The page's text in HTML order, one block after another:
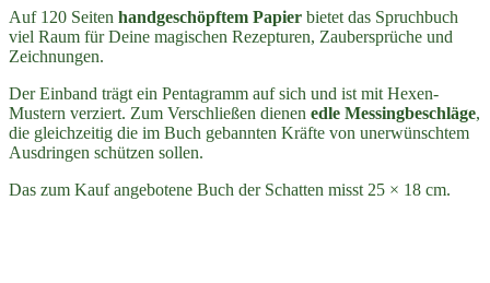
Auf 120 Seiten handgeschöpftem Papier bietet das Spruchbuch
viel Raum für Deine magischen Rezepturen, Zaubersprüche und
Zeichnungen.
Der Einband trägt ein Pentagramm auf sich und ist mit Hexen-
Mustern verziert. Zum Verschließen dienen edle Messingbeschläge,
die gleichzeitig die im Buch gebannten Kräfte von unerwünschtem
Ausdringen schützen sollen.
Das zum Kauf angebotene Buch der Schatten misst 25 × 18 cm.